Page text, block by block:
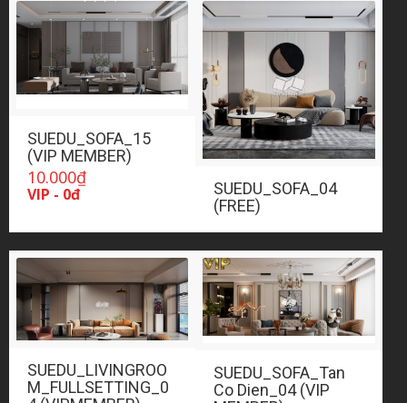
SUEDU_SOFA_15
(VIP MEMBER)
10.000₫
VIP - 0đ
SUEDU_SOFA_04
(FREE)
SUEDU_LIVINGROO
M_FULLSETTING_0
SUEDU_SOFA_Tan
Co Dien_04 (VIP